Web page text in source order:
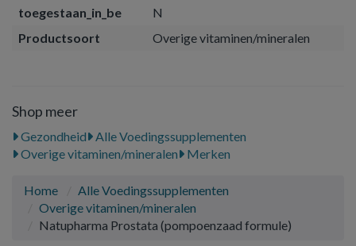
toegestaan_in_be
N
Productsoort
Overige vitaminen/mineralen
Shop meer
Gezondheid
Alle Voedingssupplementen
Overige vitaminen/mineralen
Merken
Home
Alle Voedingssupplementen
Overige vitaminen/mineralen
Natupharma Prostata (pompoenzaad formule)